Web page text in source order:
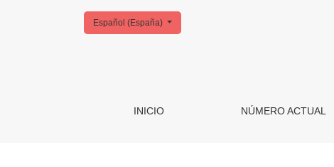
Complicaciones postoperatorias de cirugías
INICIO NÚMERO ACTUAL
Cambiar el idioma. El actual es:
Español (España)